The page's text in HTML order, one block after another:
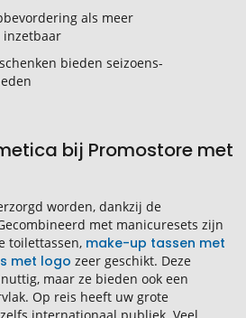
als meer
inzetbaar
bieden seizoens-
bij Promostore met
worden, dankzij de
met manicuresets zijn
toilettassen, make-up tassen met
met logo zeer geschikt. Deze
maar ze bieden ook een
Op reis heeft uw grote